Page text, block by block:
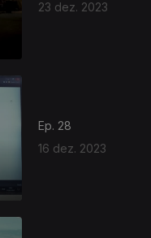
23 dez. 2023
Ep. 28
16 dez. 2023